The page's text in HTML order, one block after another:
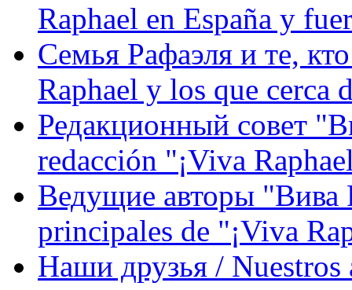
Raphael en España y
Семья Рафаэля и те,
Raphael y los que cerca
Редакционный совет
redacción "¡Viva
Ведущие авторы "Вива
principales de "¡Viva
Наши друзья / Nuestros